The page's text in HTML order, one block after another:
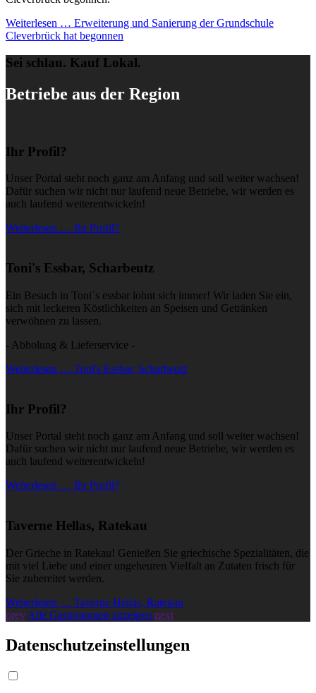
Weiterlesen … Erweiterung und Sanierung der Grundschule
Cleverbrück hat begonnen
Sei schlau. Kauf Lokal.
Betriebe aus der Region
Ihr Profil?
Unser Portal steht noch ganz am Anfang und soll weiter wachsen!
Dafür suchen wir nicht nur laufend neue Betriebe, wir werden es
auch laufend weiterentwickeln!
Weiterlesen … Ihr Profil?
Toni's Essbar, Scharbeutz
Ein Besuch in Toni´s essbar lohnt sich immer! Wir laden Sie ein,
sich mit leckeren Köstlichkeiten an Speisen und Getränken
verwöhnen zu lassen.
- Abholung & Lieferservice -
Weiterlesen … Toni's Essbar, Scharbeutz
Ihr Profil?
Unser Portal steht noch ganz am Anfang und soll weiter wachsen!
Dafür suchen wir nicht nur laufend neue Betriebe, wir werden es
auch laufend weiterentwickeln!
Weiterlesen … Ihr Profil?
Taverne Hellas, Ratekau
Der Grieche in Ratekau! Genießen Sie griechische Spezialitäten, die
mit viel Liebe und einer ungeheuren Vielfalt an Zutaten frisch für
Sie zubereitet werden.
Weiterlesen … Taverne Hellas, Ratekau
prev Alle Gastronomen anzeigen next
Datenschutzeinstellungen